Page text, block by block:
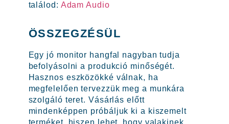
találod: Adam Audio
ÖSSZEGZÉSÜL
Egy jó monitor hangfal nagyban tudja
befolyásolni a produkció minőségét.
Hasznos eszközökké válnak, ha
megfelelően tervezzük meg a munkára
szolgáló teret. Vásárlás előtt
mindenképpen próbáljuk ki a kiszemelt